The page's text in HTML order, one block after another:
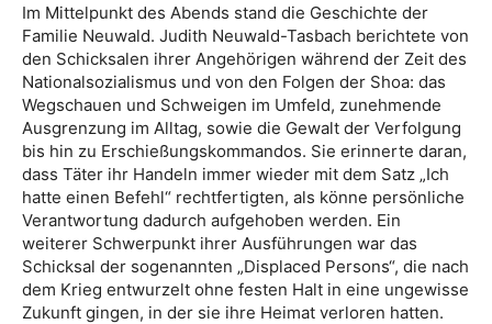
Im Mittelpunkt des Abends stand die Geschichte der
Familie Neuwald. Judith Neuwald-Tasbach berichtete von
den Schicksalen ihrer Angehörigen während der Zeit des
Nationalsozialismus und von den Folgen der Shoa: das
Wegschauen und Schweigen im Umfeld, zunehmende
Ausgrenzung im Alltag, sowie die Gewalt der Verfolgung
bis hin zu Erschießungskommandos. Sie erinnerte daran,
dass Täter ihr Handeln immer wieder mit dem Satz „Ich
hatte einen Befehl“ rechtfertigten, als könne persönliche
Verantwortung dadurch aufgehoben werden. Ein
weiterer Schwerpunkt ihrer Ausführungen war das
Schicksal der sogenannten „Displaced Persons“, die nach
dem Krieg entwurzelt ohne festen Halt in eine ungewisse
Zukunft gingen, in der sie ihre Heimat verloren hatten.